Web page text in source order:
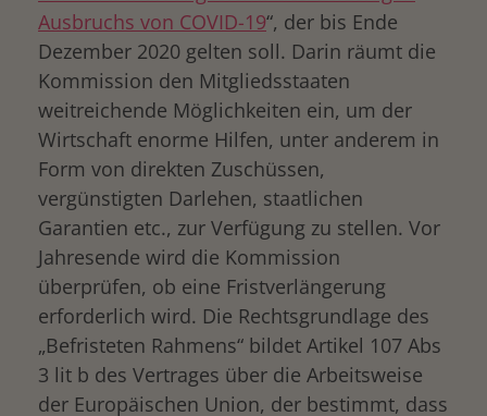
Ausbruchs von COVID-19“, der bis Ende
Dezember 2020 gelten soll. Darin räumt die
Kommission den Mitgliedsstaaten
weitreichende Möglichkeiten ein, um der
Wirtschaft enorme Hilfen, unter anderem in
Form von direkten Zuschüssen,
vergünstigten Darlehen, staatlichen
Garantien etc., zur Verfügung zu stellen. Vor
Jahresende wird die Kommission
überprüfen, ob eine Fristverlängerung
erforderlich wird. Die Rechtsgrundlage des
„Befristeten Rahmens“ bildet Artikel 107 Abs
3 lit b des Vertrages über die Arbeitsweise
der Europäischen Union, der bestimmt, dass